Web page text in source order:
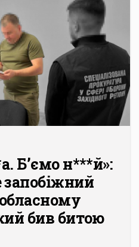
Б’ємо н***й»:
бив битою